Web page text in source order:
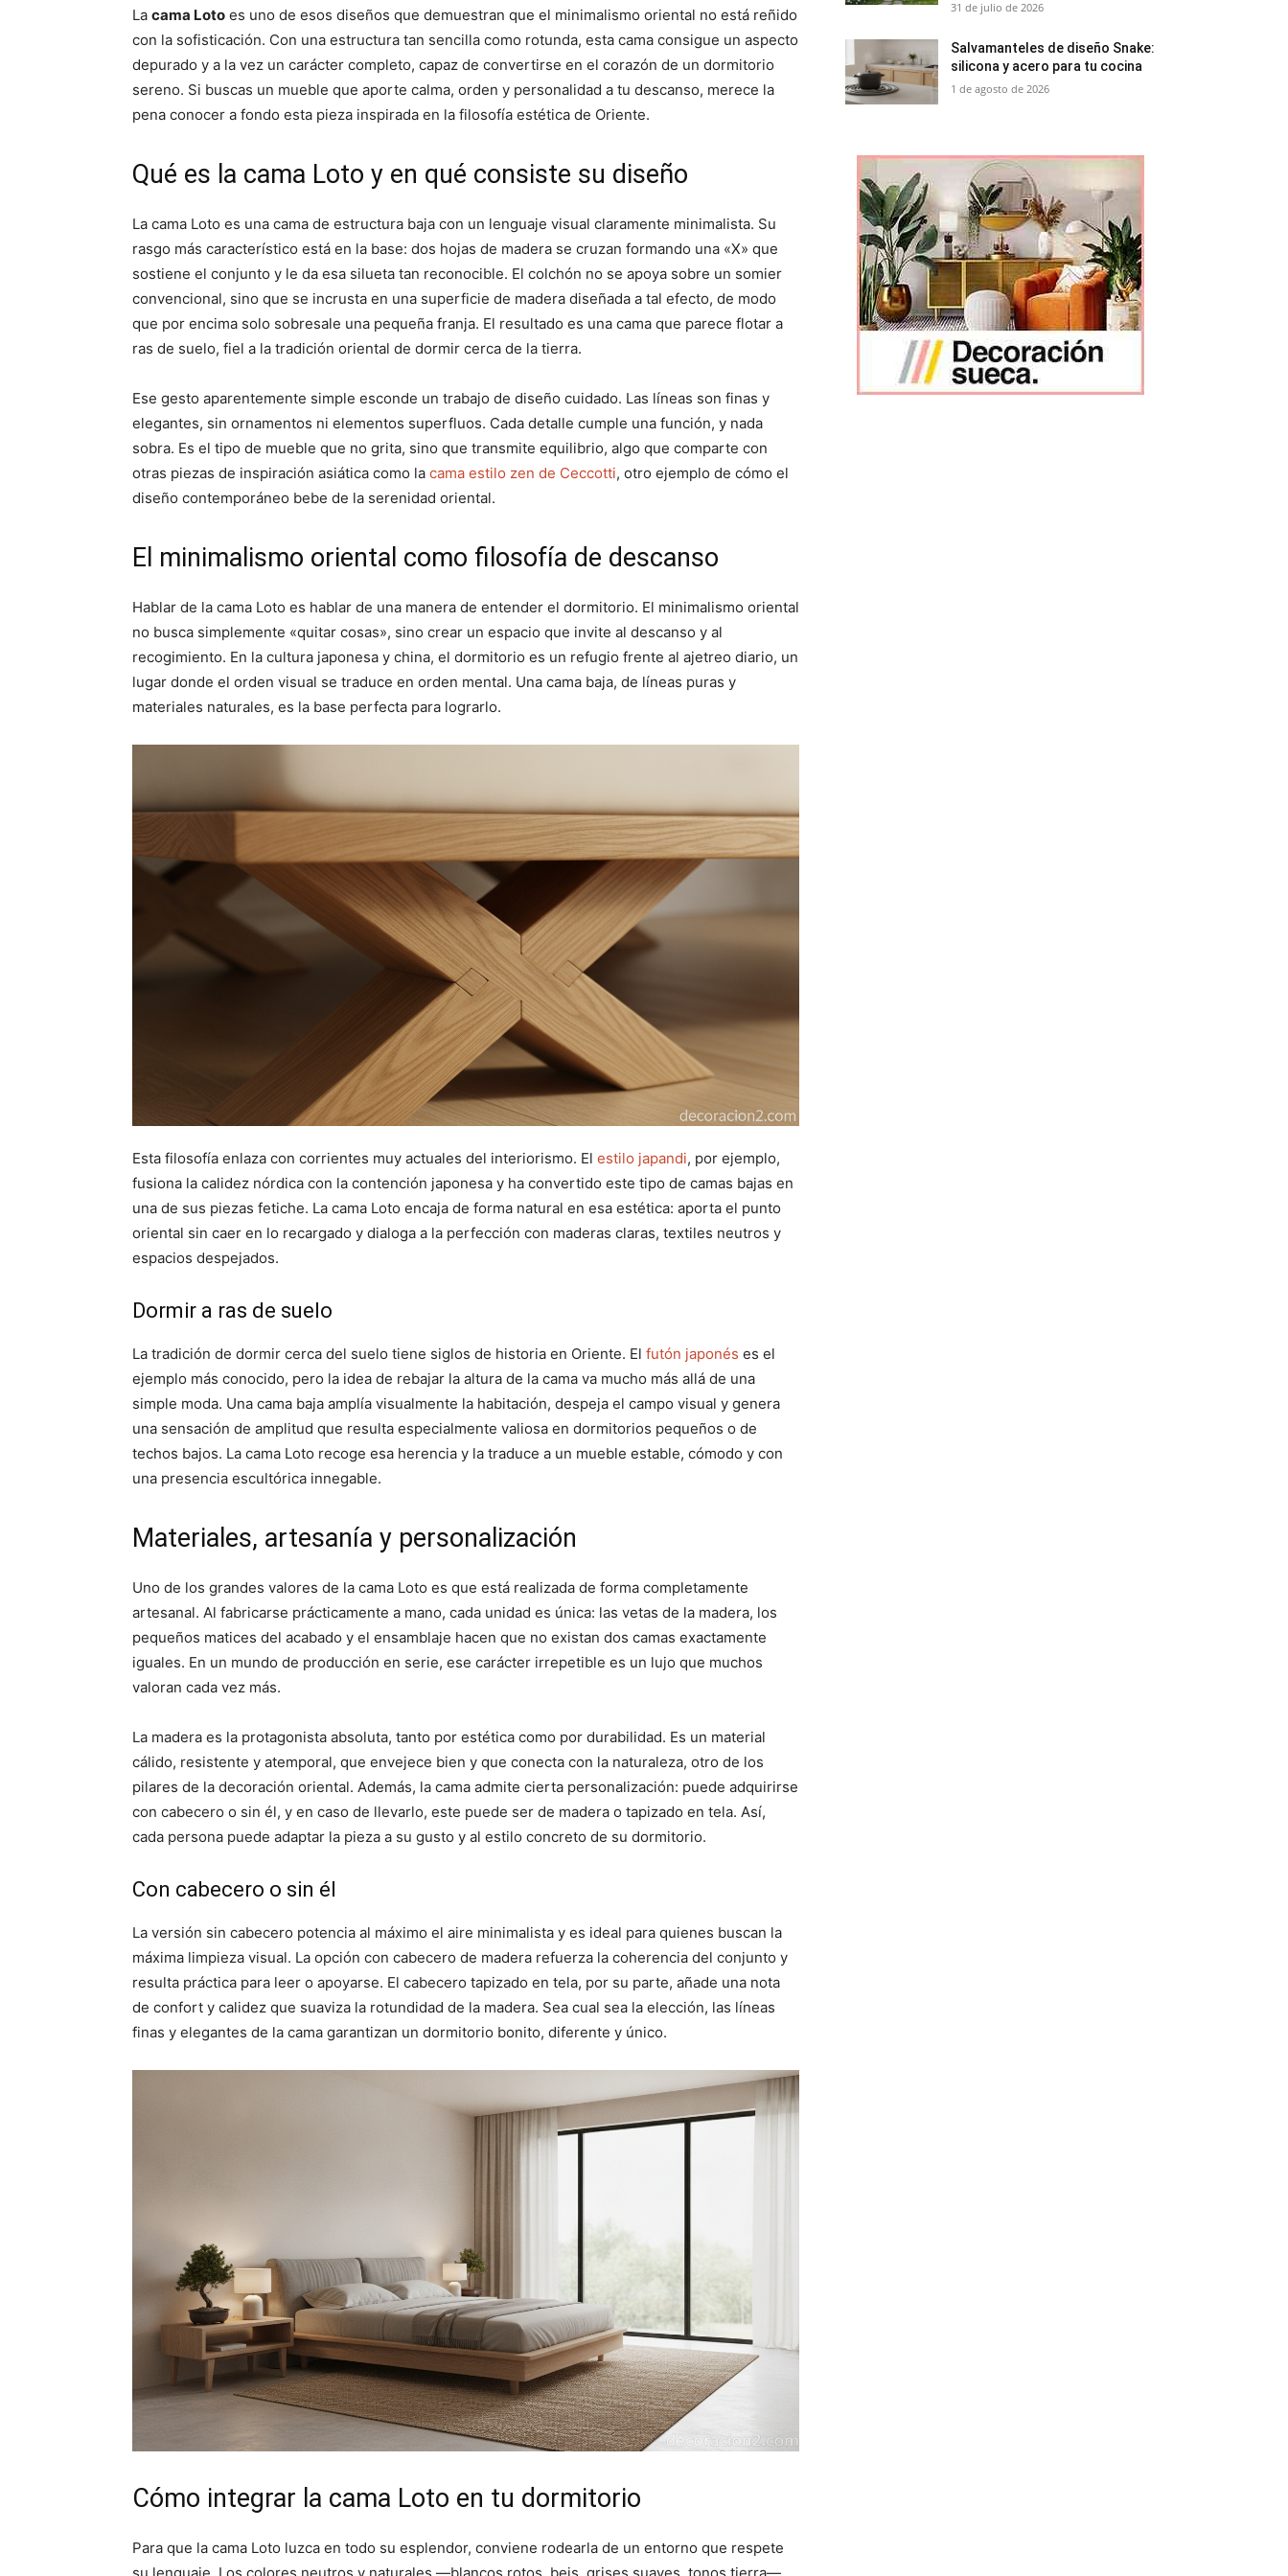
a
r
t
i
e
n
a
r
t
i
e
n
a
r
t
i
e
n
a
r
t
i
e
n
a
r
t
i
e
La cama Loto es uno de esos diseños que demuestran que el minimalismo oriental no está reñido
con la sofisticación. Con una estructura tan sencilla como rotunda, esta cama consigue un aspecto
depurado y a la vez un carácter completo, capaz de convertirse en el corazón de un dormitorio
sereno. Si buscas un mueble que aporte calma, orden y personalidad a tu descanso, merece la
pena conocer a fondo esta pieza inspirada en la filosofía estética de Oriente.
Qué es la cama Loto y en qué consiste su diseño
La cama Loto es una cama de estructura baja con un lenguaje visual claramente minimalista. Su
rasgo más característico está en la base: dos hojas de madera se cruzan formando una «X» que
sostiene el conjunto y le da esa silueta tan reconocible. El colchón no se apoya sobre un somier
convencional, sino que se incrusta en una superficie de madera diseñada a tal efecto, de modo
que por encima solo sobresale una pequeña franja. El resultado es una cama que parece flotar a
ras de suelo, fiel a la tradición oriental de dormir cerca de la tierra.
Ese gesto aparentemente simple esconde un trabajo de diseño cuidado. Las líneas son finas y
elegantes, sin ornamentos ni elementos superfluos. Cada detalle cumple una función, y nada
sobra. Es el tipo de mueble que no grita, sino que transmite equilibrio, algo que comparte con
otras piezas de inspiración asiática como la cama estilo zen de Ceccotti, otro ejemplo de cómo el
diseño contemporáneo bebe de la serenidad oriental.
El minimalismo oriental como filosofía de descanso
Hablar de la cama Loto es hablar de una manera de entender el dormitorio. El minimalismo oriental
no busca simplemente «quitar cosas», sino crear un espacio que invite al descanso y al
recogimiento. En la cultura japonesa y china, el dormitorio es un refugio frente al ajetreo diario, un
lugar donde el orden visual se traduce en orden mental. Una cama baja, de líneas puras y
materiales naturales, es la base perfecta para lograrlo.
Esta filosofía enlaza con corrientes muy actuales del interiorismo. El estilo japandi, por ejemplo,
fusiona la calidez nórdica con la contención japonesa y ha convertido este tipo de camas bajas en
una de sus piezas fetiche. La cama Loto encaja de forma natural en esa estética: aporta el punto
oriental sin caer en lo recargado y dialoga a la perfección con maderas claras, textiles neutros y
espacios despejados.
Dormir a ras de suelo
La tradición de dormir cerca del suelo tiene siglos de historia en Oriente. El futón japonés es el
ejemplo más conocido, pero la idea de rebajar la altura de la cama va mucho más allá de una
simple moda. Una cama baja amplía visualmente la habitación, despeja el campo visual y genera
una sensación de amplitud que resulta especialmente valiosa en dormitorios pequeños o de
techos bajos. La cama Loto recoge esa herencia y la traduce a un mueble estable, cómodo y con
una presencia escultórica innegable.
Materiales, artesanía y personalización
Uno de los grandes valores de la cama Loto es que está realizada de forma completamente
artesanal. Al fabricarse prácticamente a mano, cada unidad es única: las vetas de la madera, los
pequeños matices del acabado y el ensamblaje hacen que no existan dos camas exactamente
iguales. En un mundo de producción en serie, ese carácter irrepetible es un lujo que muchos
valoran cada vez más.
La madera es la protagonista absoluta, tanto por estética como por durabilidad. Es un material
cálido, resistente y atemporal, que envejece bien y que conecta con la naturaleza, otro de los
pilares de la decoración oriental. Además, la cama admite cierta personalización: puede adquirirse
con cabecero o sin él, y en caso de llevarlo, este puede ser de madera o tapizado en tela. Así,
cada persona puede adaptar la pieza a su gusto y al estilo concreto de su dormitorio.
Con cabecero o sin él
La versión sin cabecero potencia al máximo el aire minimalista y es ideal para quienes buscan la
máxima limpieza visual. La opción con cabecero de madera refuerza la coherencia del conjunto y
resulta práctica para leer o apoyarse. El cabecero tapizado en tela, por su parte, añade una nota
de confort y calidez que suaviza la rotundidad de la madera. Sea cual sea la elección, las líneas
finas y elegantes de la cama garantizan un dormitorio bonito, diferente y único.
Cómo integrar la cama Loto en tu dormitorio
Para que la cama Loto luzca en todo su esplendor, conviene rodearla de un entorno que respete
31 de julio de 2026
Salvamanteles de diseño Snake:
silicona y acero para tu cocina
1 de agosto de 2026